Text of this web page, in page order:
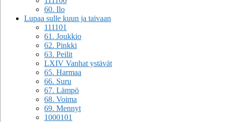
60. Ilo
Lupaa sulle kuun ja taivaan
111101
61. Joukkio
62. Pinkki
63. Peilit
LXIV Vanhat ystävät
65. Harmaa
66. Suru
67. Lämpö
68. Voima
69. Mennyt
1000101